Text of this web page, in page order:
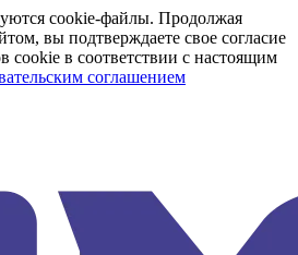
cookie-файлы. Продолжая
вы подтверждаете свое согласие
cookie в соответствии с настоящим
соглашением